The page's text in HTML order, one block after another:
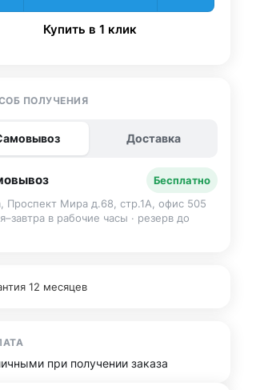
Купить в 1 клик
ПОЛУЧЕНИЯ
Доставка
Бесплатно
Проспект Мира д.68, стр.1А, офис 505
в рабочие часы · резерв до
12 месяцев
при получении заказа